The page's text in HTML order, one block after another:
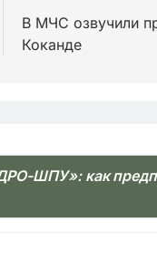
В МЧС озвучили
Коканде
ШПУ»: как